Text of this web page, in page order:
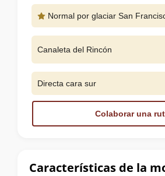
Características de la
Normal por glaciar San
Canaleta del Rincón
Directa cara sur
Colaborar una